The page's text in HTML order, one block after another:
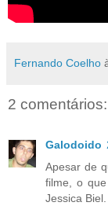
Fernando Coelho
2 comentários:
Galodoido
Apesar de
filme, o
Jessica Biel.